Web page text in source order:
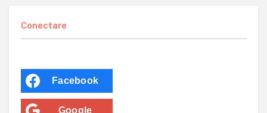
Conectare
Facebook
Google